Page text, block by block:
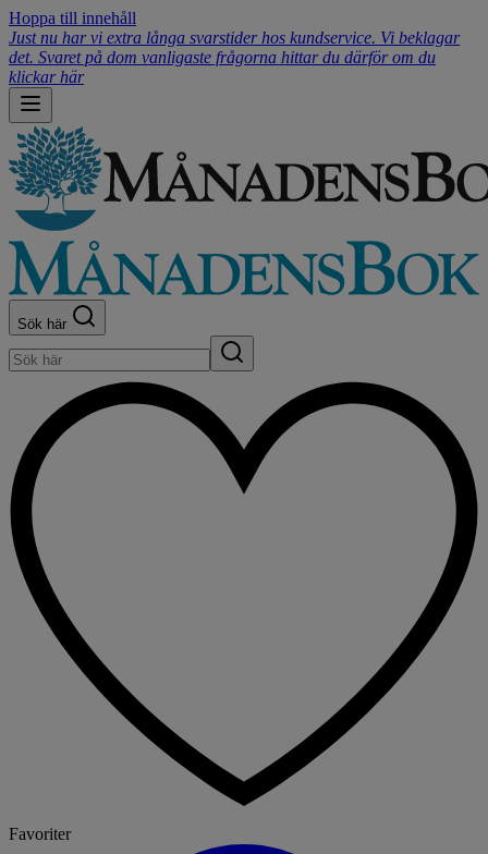
Hoppa till innehåll
Just nu har vi extra långa svarstider hos kundservice. Vi beklagar
det. Svaret på dom vanligaste frågorna hittar du därför om du
klickar här
Sök här
Favoriter